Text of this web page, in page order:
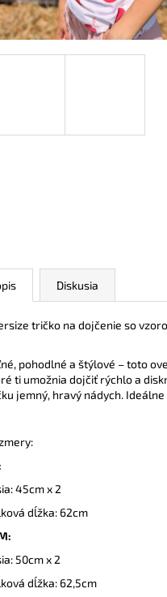
Diskusia
tričko na dojčenie so
pohodlné a štýlové – toto
ti umožnia dojčiť rýchlo a
jemný, hravý nádych.
45cm x 2
dĺžka: 62cm
50cm x 2
dĺžka: 62,5cm
NOSIČSKÝ A